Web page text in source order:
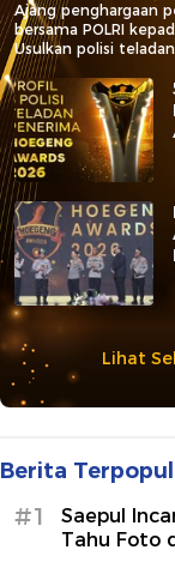
Ajang penghargaan
bersama POLRI
Usulkan polisi
Lihat
Berita
#1
Saepul
Tahu Foto